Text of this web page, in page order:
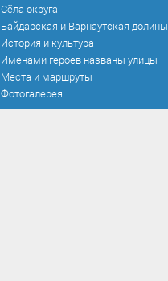
Сёла округа
Байдарская и Варнаутская долины
История и культура
Именами героев названы улицы
Места и маршруты
Фотогалерея